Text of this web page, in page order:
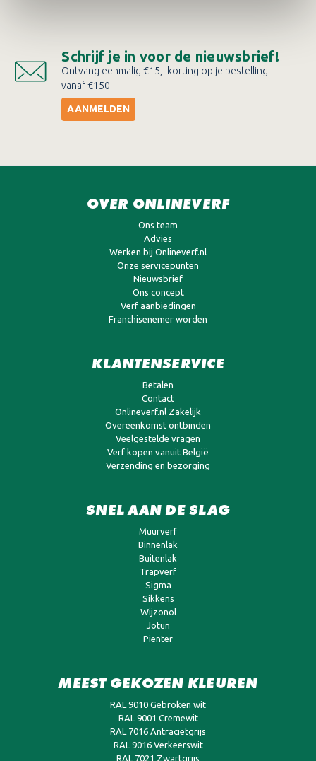
Schrijf je in voor de nieuwsbrief!
Ontvang eenmalig €15,- korting op je bestelling
vanaf €150!
AANMELDEN
OVER ONLINEVERF
Ons team
Advies
Werken bij Onlineverf.nl
Onze servicepunten
Nieuwsbrief
Ons concept
Verf aanbiedingen
Franchisenemer worden
KLANTENSERVICE
Betalen
Contact
Onlineverf.nl Zakelijk
Overeenkomst ontbinden
Veelgestelde vragen
Verf kopen vanuit België
Verzending en bezorging
SNEL AAN DE SLAG
Muurverf
Binnenlak
Buitenlak
Trapverf
Sigma
Sikkens
Wijzonol
Jotun
Pienter
MEEST GEKOZEN KLEUREN
RAL 9010 Gebroken wit
RAL 9001 Cremewit
RAL 7016 Antracietgrijs
RAL 9016 Verkeerswit
RAL 7021 Zwartgrijs